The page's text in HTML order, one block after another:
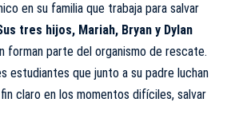
en su familia que trabaja para salvar
tres hijos, Mariah, Bryan y Dylan
forman parte del organismo de rescate.
estudiantes que junto a su padre luchan
claro en los momentos difíciles, salvar